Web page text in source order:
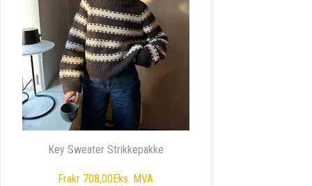
Key Sweater Strikkepakke
Frakr 708,00Eks. MVA